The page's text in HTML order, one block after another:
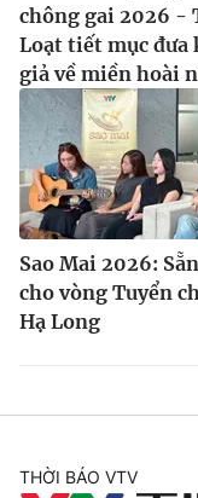
chông gai 2026 -
Loạt tiết mục đưa
giả về miền hoài
Sao Mai 2026:
cho vòng Tuyển
Hạ Long
THỜI BÁO VTV